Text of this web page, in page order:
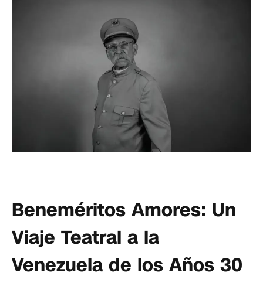
Beneméritos Amores: Un
Viaje Teatral a la
Venezuela de los Años 30